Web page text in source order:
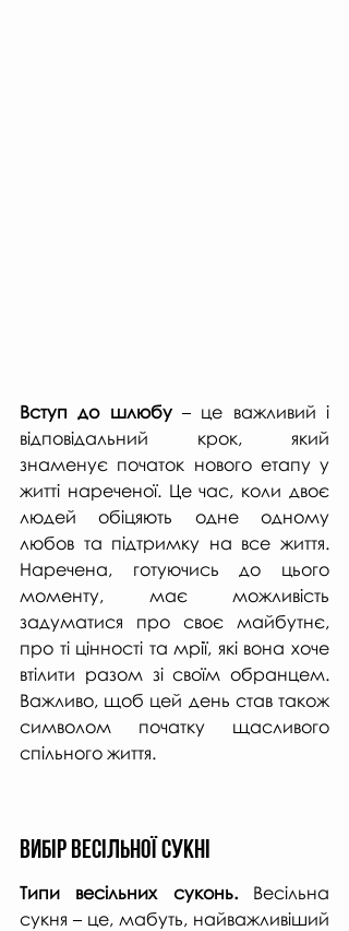
Вступ до шлюбу – це важливий і
відповідальний крок, який
знаменує початок нового етапу у
житті нареченої. Це час, коли двоє
людей обіцяють одне одному
любов та підтримку на все життя.
Наречена, готуючись до цього
моменту, має можливість
задуматися про своє майбутнє,
про ті цінності та мрії, які вона хоче
втілити разом зі своїм обранцем.
Важливо, щоб цей день став також
символом початку щасливого
спільного життя.
Вибір весільної сукні
Типи весільних суконь. Весільна
сукня – це, мабуть, найважливіший